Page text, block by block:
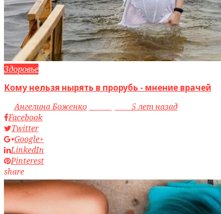
Здоровье
Кому нельзя нырять в прорубь - мнение врачей
byАнгелина Боженко
5 лет назад
Facebook
Twitter
Google+
LinkedIn
Pinterest
share